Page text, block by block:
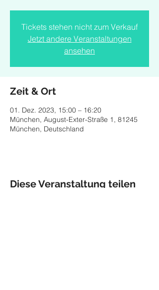
Tickets stehen nicht zum Verkauf
Jetzt andere Veranstaltungen
ansehen
Zeit & Ort
01. Dez. 2023, 15:00 – 16:20
München, August-Exter-Straße 1, 81245
München, Deutschland
Diese Veranstaltung teilen